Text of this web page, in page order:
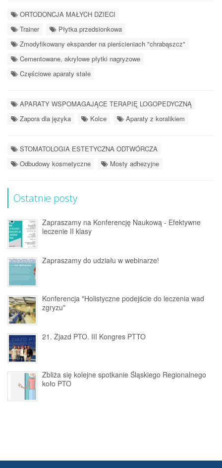
ORTODONCJA MAŁYCH DZIECI
Trainer
Płytka przedsionkowa
Zmodyfikowany ekspander na pierścieniach "chrabąszcz"
Cementowane, akrylowe płytki nagryzowe
Częściowe aparaty stałe
APARATY WSPOMAGAJĄCE TERAPIĘ LOGOPEDYCZNĄ
Zapora dla języka
Kolce Aparaty z koralikiem
STOMATOLOGIA ESTETYCZNA ODTWÓRCZA
Odbudowy kosmetyczne
Mosty adhezyjne
Ostatnie posty
Zapraszamy na Konferencję Naukową - Efektywne
leczenie II klasy
Zapraszamy do udziału w webinarze!
Konferencja "Holistyczne podejście do leczenia wad
zgryzu"
21. Zjazd PTO. III Kongres PTTO
Zbliża się kolejne spotkanie Śląskiego Regionalnego
koło PTO